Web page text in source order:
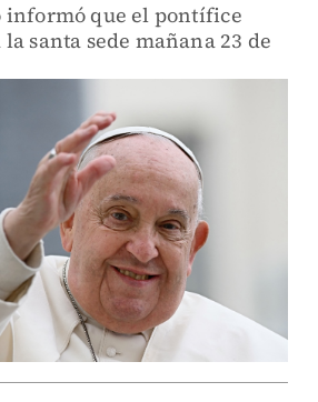
informó que el pontífice
santa sede mañana 23 de